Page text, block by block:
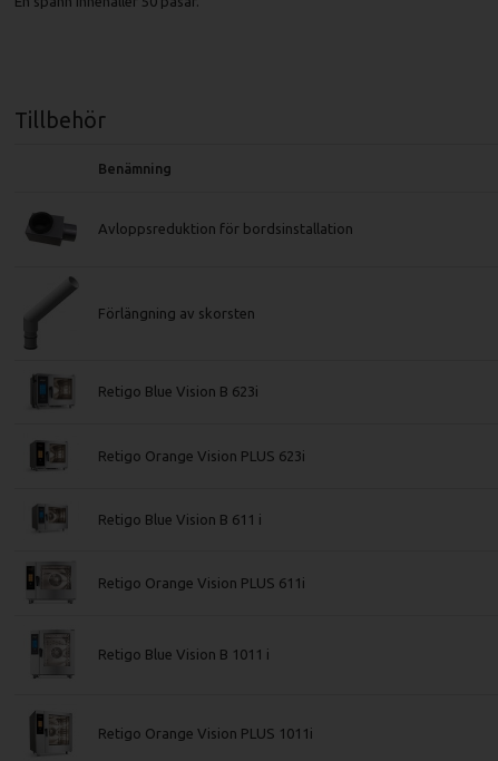
Tillbehör
Benämning
Avloppsreduktion för bordsinstallation
Förlängning av skorsten
Retigo Blue Vision B 623i
Retigo Orange Vision PLUS 623i
Retigo Blue Vision B 611 i
Retigo Orange Vision PLUS 611i
Retigo Blue Vision B 1011 i
Retigo Orange Vision PLUS 1011i